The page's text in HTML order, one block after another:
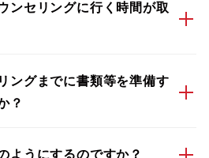
ンセリングに行く時間が取
ングまでに書類等を準備す
？
ようにするのですか？